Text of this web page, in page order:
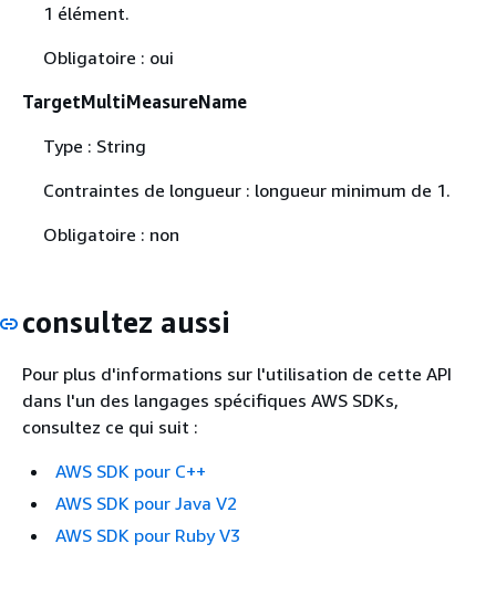
1 élément.
Obligatoire : oui
TargetMultiMeasureName
Type : String
Contraintes de longueur : longueur minimum de 1.
Obligatoire : non
consultez aussi
Pour plus d'informations sur l'utilisation de cette API
dans l'un des langages spécifiques AWS SDKs,
consultez ce qui suit :
AWS SDK pour C++
AWS SDK pour Java V2
AWS SDK pour Ruby V3